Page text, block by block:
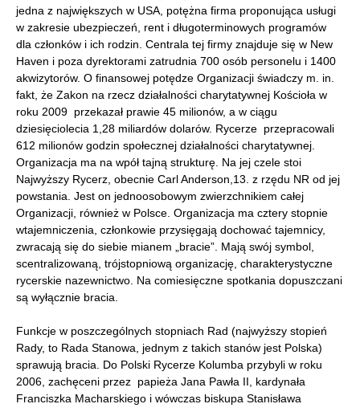
jedna z największych w USA, potężna firma proponująca usługi
w zakresie ubezpieczeń, rent i długoterminowych programów
dla członków i ich rodzin. Centrala tej firmy znajduje się w New
Haven i poza dyrektorami zatrudnia 700 osób personelu i 1400
akwizytorów. O finansowej potędze Organizacji świadczy m. in.
fakt, że Zakon na rzecz działalności charytatywnej Kościoła w
roku 2009 przekazał prawie 45 milionów, a w ciągu
dziesięciolecia 1,28 miliardów dolarów. Rycerze przepracowali
612 milionów godzin społecznej działalności charytatywnej.
Organizacja ma na wpół tajną strukturę. Na jej czele stoi
Najwyższy Rycerz, obecnie Carl Anderson,13. z rzędu NR od jej
powstania. Jest on jednoosobowym zwierzchnikiem całej
Organizacji, również w Polsce. Organizacja ma cztery stopnie
wtajemniczenia, członkowie przysięgają dochować tajemnicy,
zwracają się do siebie mianem „bracie”. Mają swój symbol,
scentralizowaną, trójstopniową organizację, charakterystyczne
rycerskie nazewnictwo. Na comiesięczne spotkania dopuszczani
są wyłącznie bracia.
Funkcje w poszczególnych stopniach Rad (najwyższy stopień
Rady, to Rada Stanowa, jednym z takich stanów jest Polska)
sprawują bracia. Do Polski Rycerze Kolumba przybyli w roku
2006, zachęceni przez papieża Jana Pawła II, kardynała
Franciszka Macharskiego i wówczas biskupa Stanisława